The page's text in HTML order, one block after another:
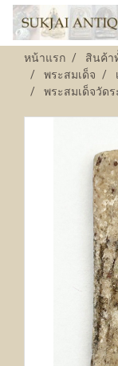
หน้าแรก สินค้า
พระสมเด็จ
พระสมเด็จวัด